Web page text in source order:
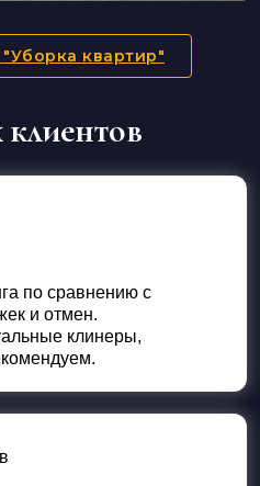
квартир"
по сравнению с
и отмен.
клинеры,